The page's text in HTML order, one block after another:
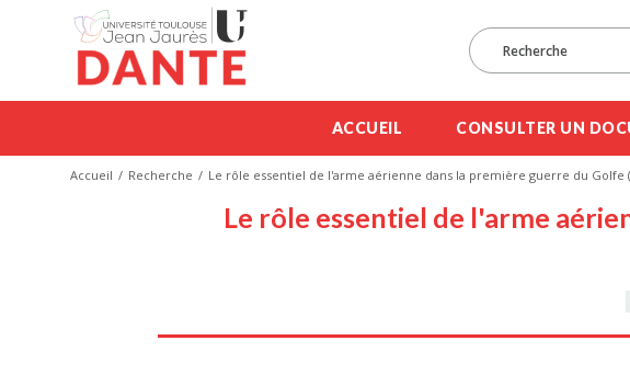
ACCUEIL CONSULTER UN
Accueil Recherche Le rôle essentiel de l'arme aérienne dans la première guerre du Golfe
Le rôle essentiel de l'arme